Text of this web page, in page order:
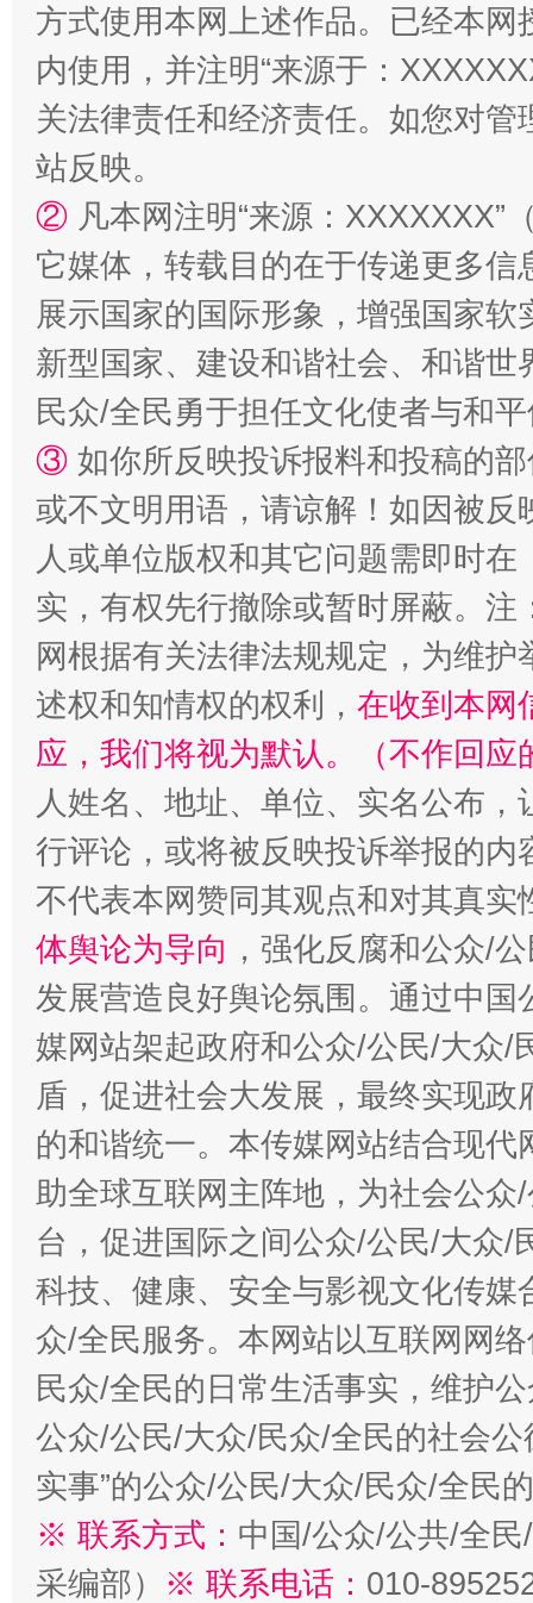
漫山遍野的桃花与雪山、麦地、白藏房 除
招工难、用工荒背后
方式使用本网上述作品。已经本
内使用，并注明“来源于：
关法律责任和经济责任。如您对
站反映。
② 凡本网注明“来源：
它媒体，转载目的在于传递更多
展示国家的国际形象，增强国家
新型国家、建设和谐社会、和谐
民众/全民勇于担任文化使者与和
③ 如你所反映投诉报料和投稿的
或不文明用语，请谅解！如因被
人或单位版权和其它问题需即时在
实，有权先行撤除或暂时屏蔽。
网根据有关法律法规规定，为维
述权和知情权的权利， 在收到本网
应，我们将视为默认。（不作回应
人姓名、地址、单位、实名公布
行评论，或将被反映投诉举报的
不代表本网赞同其观点和对其真实
体舆论为导向 ，强化反腐和公众/
发展营造良好舆论氛围。通过中
媒网站架起政府和公众/公民/大众/
盾，促进社会大发展，最终实现
的和谐统一。本传媒网站结合现
助全球互联网主阵地，为社会公
台，促进国际之间公众/公民/大众/
科技、健康、安全与影视文化传
众/全民服务。本网站以互联网网
民众/全民的日常生活事实，维护
公众/公民/大众/民众/全民的社会公
实事”的公众/公民/大众/民众/全民
※ 联系方式： 中国/公众/公共/全
采编部） ※ 联系电话： 010-